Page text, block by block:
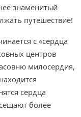
знаменитый
путешествие!
с «сердца
центров
милосердия,
сердца
более